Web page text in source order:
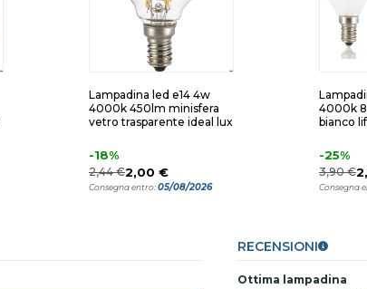
Lampadina led e14 4w
4000k 450lm minisfera
vetro trasparente ideal lux
-18%
2,44 €2,00 €
Consegna entro:05/08/2026
4000k
bianco
-25%
3,90 €
Consegna
RECENSIONI
Ottima lampadina